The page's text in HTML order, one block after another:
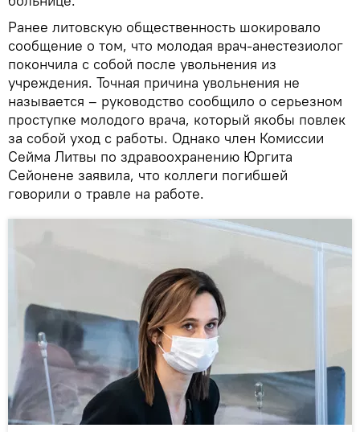
Ранее литовскую общественность шокировало
сообщение о том, что молодая врач-анестезиолог
покончила с собой после увольнения из
учреждения. Точная причина увольнения не
называется – руководство сообщило о серьезном
проступке молодого врача, который якобы повлек
за собой уход с работы. Однако член Комиссии
Сейма Литвы по здравоохранению Юргита
Сейонене заявила, что коллеги погибшей
говорили о травле на работе.